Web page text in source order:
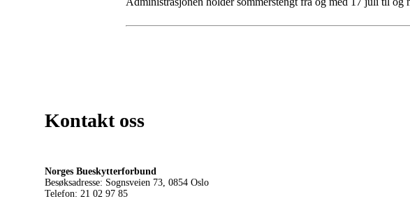
Kontakt oss
Norges Bueskytterforbund
Besøksadresse: Sognsveien 73, 0854 Oslo
Telefon: 21 02 97 85